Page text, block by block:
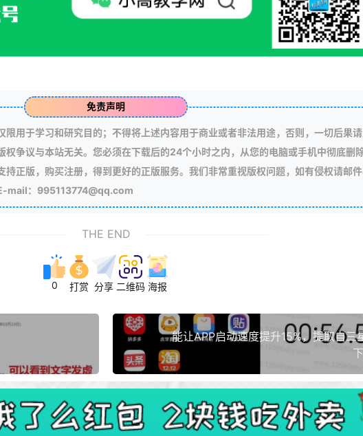
免责声明
限用于学习和研究目的；不得将上述内容用于商业或者非法用途，否则，一切后果
权争议与本站无关。您必须在下载后的24个小时之内，从您的电脑或手机中彻底删
持正版，购买注册，得到更好的正版服务。我们非常重视版权问题，如有侵权请邮
mail：995113774@qq.com
THE END
0 打赏 分享 二维码 海报
能让APP启动速度提升15%，提取自三